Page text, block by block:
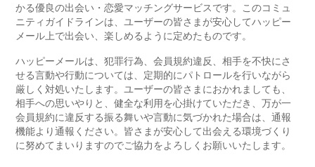
かる優良の出会い・恋愛マッチングサービスです。このコミュ
ニティガイドラインは、ユーザーの皆さまが安心してハッピー
メール上で出会い、楽しめるように定めたものです。
ハッピーメールは、犯罪行為、会員規約違反、相手を不快にさ
せる言動や行動については、定期的にパトロールを行いながら
厳しく対処いたします。ユーザーの皆さまにおかれましても、
相手への思いやりと、健全な利用を心掛けていただき、万が一
会員規約に違反する振る舞いや言動に気づかれた場合は、通報
機能より通報ください。皆さまが安心して出会える環境づくり
に努めてまいりますのでご協力をよろしくお願いいたします。